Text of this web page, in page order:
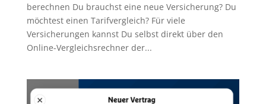
berechnen Du brauchst eine neue Versicherung? Du
möchtest einen Tarifvergleich? Für viele
Versicherungen kannst Du selbst direkt über den
Online-Vergleichsrechner der...